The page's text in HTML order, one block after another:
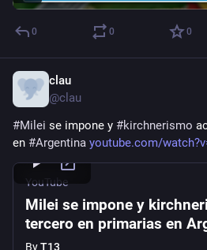
0 0 0
clau
@clau
#Milei se impone y #kirchnerismo
en #Argentina youtube.com/
YouTube
Milei se impone y
tercero en primarias en
ByT13